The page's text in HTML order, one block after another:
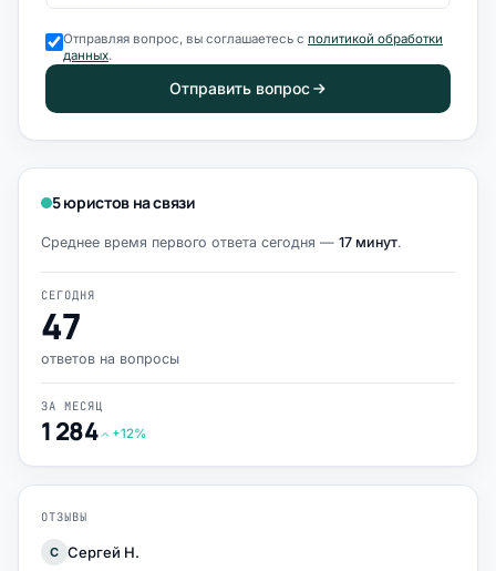
Отправляя вопрос, вы соглашаетесь с политикой обработки
данных.
Отправить вопрос
5 юристов на связи
Среднее время первого ответа сегодня — 17 минут.
СЕГОДНЯ
47
ответов на вопросы
ЗА МЕСЯЦ
1 284 +12%
ОТЗЫВЫ
С Сергей Н.